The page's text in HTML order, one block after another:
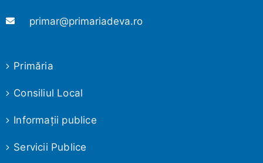
primar@primariadeva.ro
Primăria
Consiliul Local
Informaţii publice
Servicii Publice